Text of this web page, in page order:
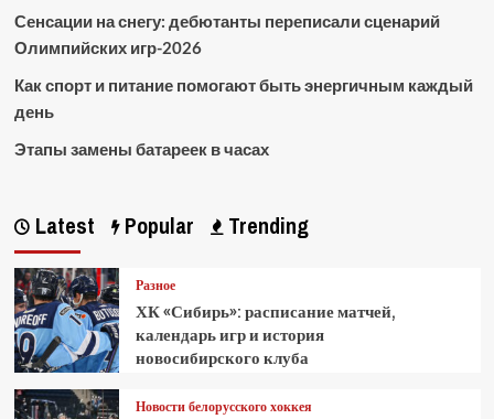
Сенсации на снегу: дебютанты переписали сценарий
Олимпийских игр-2026
Как спорт и питание помогают быть энергичным каждый
день
Этапы замены батареек в часах
Latest Popular Trending
Разное
ХК «Сибирь»: расписание матчей,
календарь игр и история
новосибирского клуба
Новости белорусского хоккея